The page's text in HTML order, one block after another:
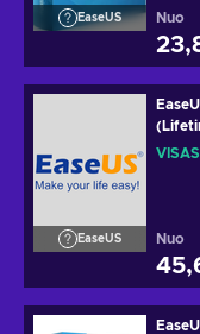
EaseUS Nuo
EaseUS Nuo